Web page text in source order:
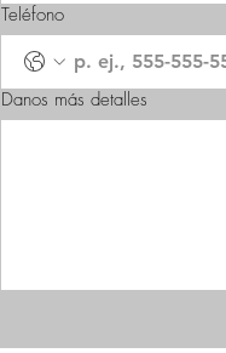
Teléfono
Danos más detalles